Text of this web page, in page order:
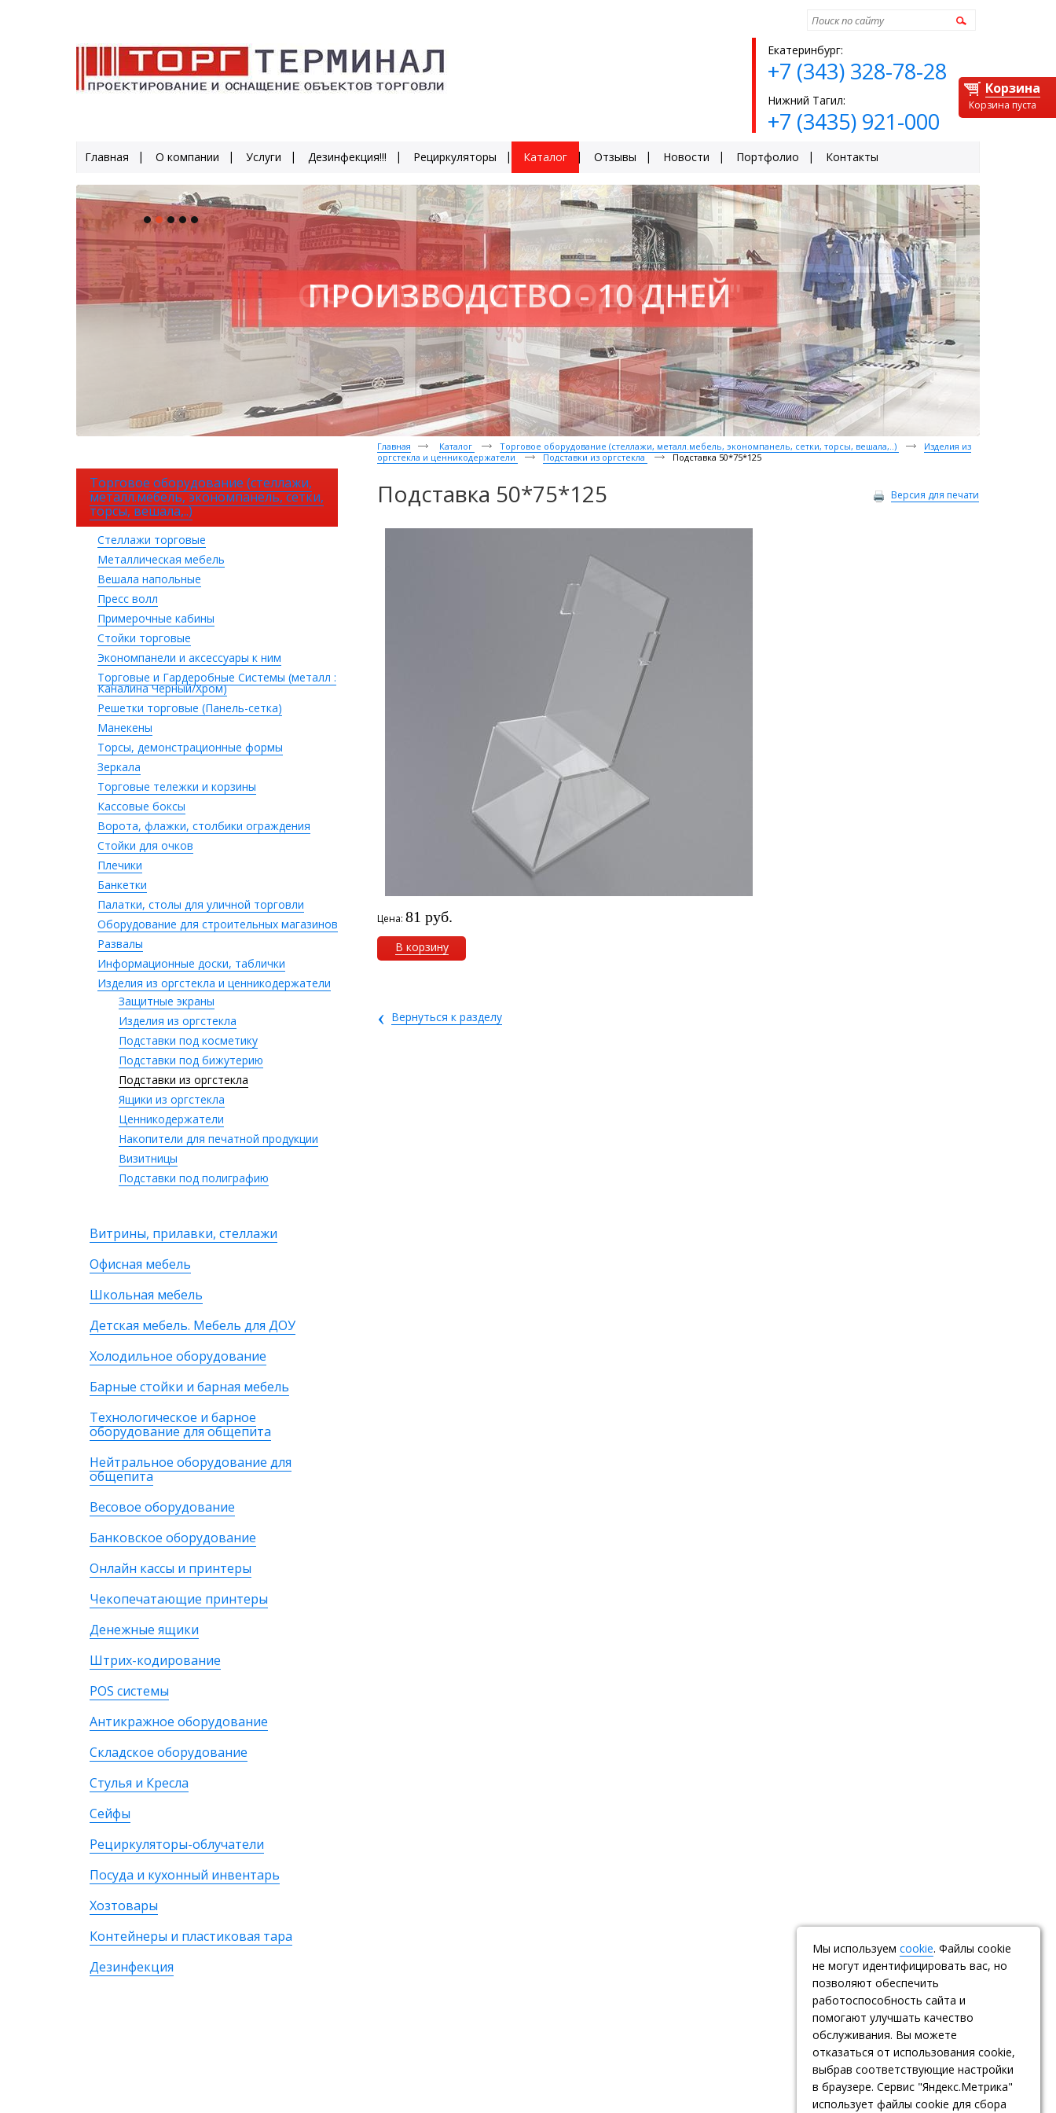
Екатеринбург:
+7 (343) 328-78-28
Нижний Тагил:
+7 (3435) 921-000
Главная О компании Услуги Дезинфекция!!! Рециркуляторы Каталог Отзывы Новости Портфолио Контакты
Корзина
Корзина пуста
ПРОИЗВОДСТВО - 10 ДНЕЙ
Торговое оборудование (стеллажи,
металл.мебель, экономпанель, сетки,
торсы, вешала,..)
Стеллажи торговые
Металлическая мебель
Вешала напольные
Пресс волл
Примерочные кабины
Стойки торговые
Экономпанели и аксессуары к ним
Торговые и Гардеробные Системы (металл :
Каналина Черный/Хром)
Решетки торговые (Панель-сетка)
Манекены
Торсы, демонстрационные формы
Зеркала
Торговые тележки и корзины
Кассовые боксы
Ворота, флажки, столбики ограждения
Стойки для очков
Плечики
Банкетки
Палатки, столы для уличной торговли
Оборудование для строительных магазинов
Развалы
Информационные доски, таблички
Изделия из оргстекла и ценникодержатели
Защитные экраны
Изделия из оргстекла
Подставки под косметику
Подставки под бижутерию
Подставки из оргстекла
Ящики из оргстекла
Ценникодержатели
Накопители для печатной продукции
Визитницы
Подставки под полиграфию
Витрины, прилавки, стеллажи
Офисная мебель
Школьная мебель
Детская мебель. Мебель для ДОУ
Холодильное оборудование
Барные стойки и барная мебель
Технологическое и барное
оборудование для общепита
Нейтральное оборудование для
общепита
Весовое оборудование
Банковское оборудование
Онлайн кассы и принтеры
Чекопечатающие принтеры
Денежные ящики
Штрих-кодирование
POS системы
Антикражное оборудование
Складское оборудование
Стулья и Кресла
Сейфы
Рециркуляторы-облучатели
Посуда и кухонный инвентарь
Хозтовары
Контейнеры и пластиковая тара
Дезинфекция
Главная Каталог Торговое оборудование (стеллажи, металл.мебель, экономпанель, сетки, торсы, вешала,..)
Изделия из
оргстекла и ценникодержатели
Подставки из оргстекла Подставка 50*75*125
Подставка 50*75*125 Версия для печати
Цена:81 руб.
В корзину
‹ Вернуться к разделу
Мы используем cookie. Файлы cookie
не могут идентифицировать вас, но
позволяют обеспечить
работоспособность сайта и
помогают улучшать качество
обслуживания. Вы можете
отказаться от использования cookie,
выбрав соответствующие настройки
в браузере. Сервис "Яндекс.Метрика"
использует файлы cookie для сбора